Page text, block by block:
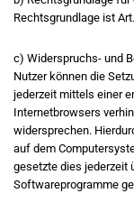
Rechtsgrundlage ist
c) Widerspruchs- und
Nutzer können die
jederzeit mittels einer
Internetbrowsers
widersprechen.
auf dem
gesetzte dies jederzeit
Softwareprogramme